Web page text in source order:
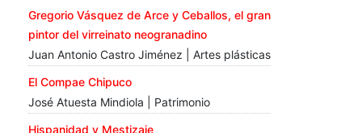
Gregorio Vásquez de Arce y Ceballos, el gran
pintor del virreinato neogranadino
Juan Antonio Castro Jiménez | Artes plásticas
El Compae Chipuco
José Atuesta Mindiola | Patrimonio
Hispanidad y Mestizaje